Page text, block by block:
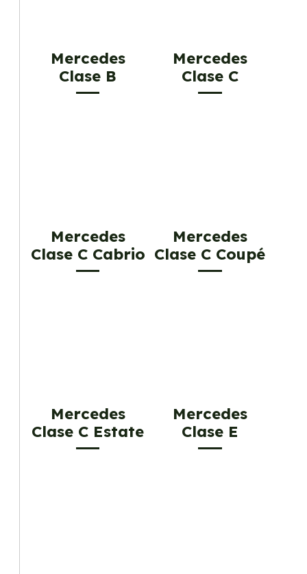
Mercedes
Clase B
Mercedes
Clase C
Mercedes
Clase C Cabrio
Mercedes
Clase C Coupé
Mercedes
Clase C Estate
Mercedes
Clase E